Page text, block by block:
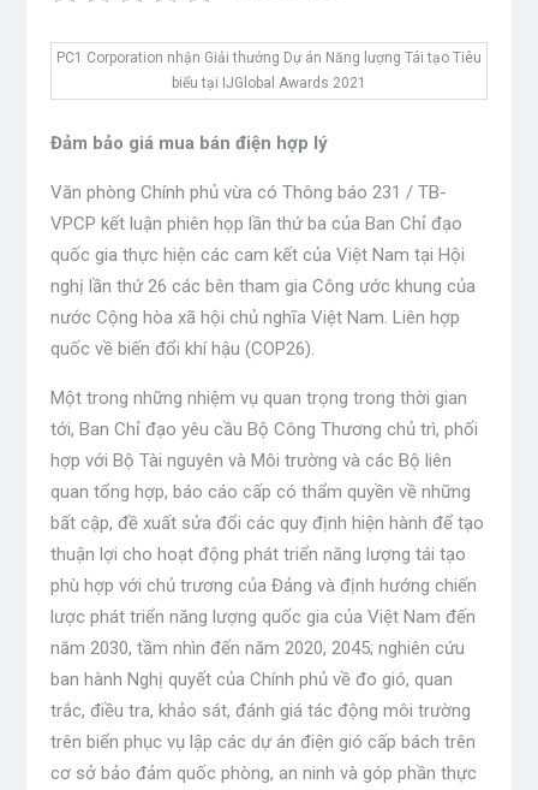
PC1 Corporation nhận Giải thưởng Dự án Năng lượng Tái tạo Tiêu
biểu tại IJGlobal Awards 2021
Đảm bảo giá mua bán điện hợp lý
Văn phòng Chính phủ vừa có Thông báo 231 / TB-
VPCP kết luận phiên họp lần thứ ba của Ban Chỉ đạo
quốc gia thực hiện các cam kết của Việt Nam tại Hội
nghị lần thứ 26 các bên tham gia Công ước khung của
nước Cộng hòa xã hội chủ nghĩa Việt Nam. Liên hợp
quốc về biến đổi khí hậu (COP26).
Một trong những nhiệm vụ quan trọng trong thời gian
tới, Ban Chỉ đạo yêu cầu Bộ Công Thương chủ trì, phối
hợp với Bộ Tài nguyên và Môi trường và các Bộ liên
quan tổng hợp, báo cáo cấp có thẩm quyền về những
bất cập, đề xuất sửa đổi các quy định hiện hành để tạo
thuận lợi cho hoạt động phát triển năng lượng tái tạo
phù hợp với chủ trương của Đảng và định hướng chiến
lược phát triển năng lượng quốc gia của Việt Nam đến
năm 2030, tầm nhìn đến năm 2020, 2045; nghiên cứu
ban hành Nghị quyết của Chính phủ về đo gió, quan
trắc, điều tra, khảo sát, đánh giá tác động môi trường
trên biển phục vụ lập các dự án điện gió cấp bách trên
cơ sở bảo đảm quốc phòng, an ninh và góp phần thực